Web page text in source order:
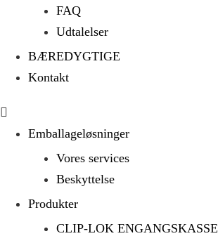
FAQ
Udtalelser
BÆREDYGTIGE
Kontakt
Emballageløsninger
Vores services
Beskyttelse
Produkter
CLIP-LOK ENGANGSKASSE